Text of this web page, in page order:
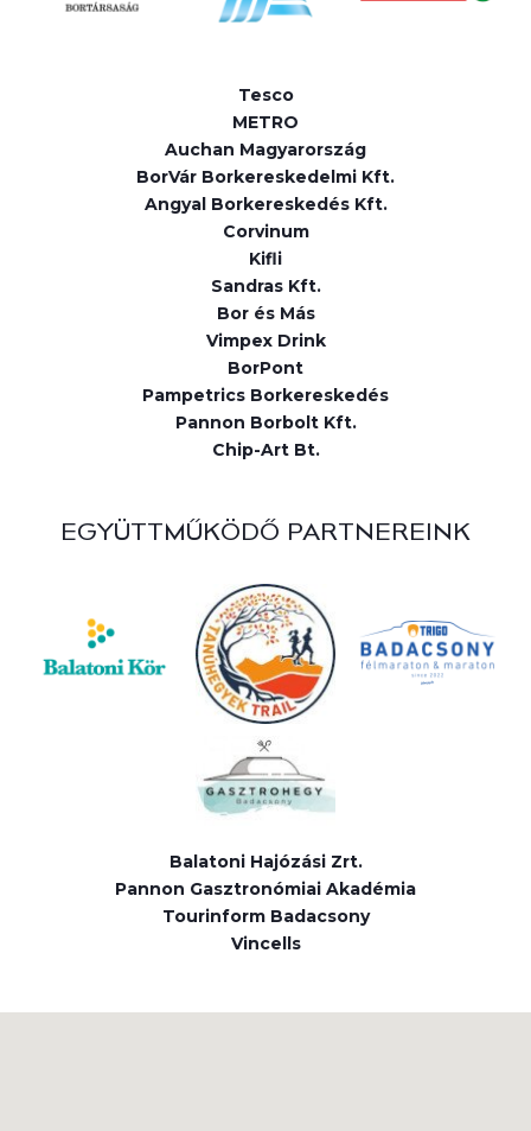
Tesco
METRO
Auchan Magyarország
BorVár Borkereskedelmi Kft.
Angyal Borkereskedés Kft.
Corvinum
Kifli
Sandras Kft.
Bor és Más
Vimpex Drink
BorPont
Pampetrics Borkereskedés
Pannon Borbolt Kft.
Chip-Art Bt.
EGYÜTTMŰKÖDŐ PARTNEREINK
Balatoni Hajózási Zrt.
Pannon Gasztronómiai Akadémia
Tourinform Badacsony
Vincells